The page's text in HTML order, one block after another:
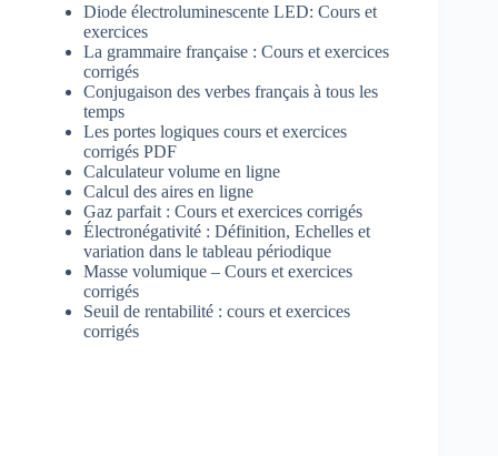
Diode électroluminescente LED: Cours et
exercices
La grammaire française : Cours et exercices
corrigés
Conjugaison des verbes français à tous les
temps
Les portes logiques cours et exercices
corrigés PDF
Calculateur volume en ligne
Calcul des aires en ligne
Gaz parfait : Cours et exercices corrigés
Électronégativité : Définition, Echelles et
variation dans le tableau périodique
Masse volumique – Cours et exercices
corrigés
Seuil de rentabilité : cours et exercices
corrigés